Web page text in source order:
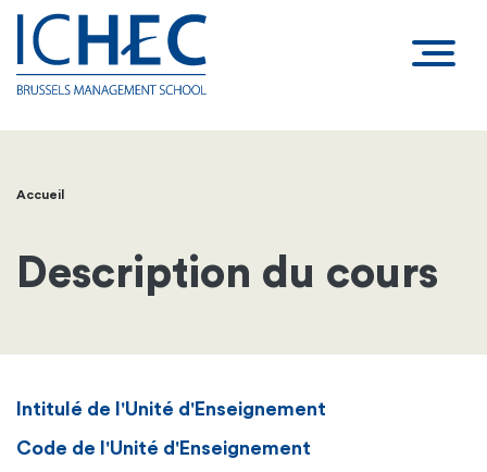
Fil
d'Ariane
Accueil
Description du cours
Intitulé de l'Unité d'Enseignement
Code de l'Unité d'Enseignement